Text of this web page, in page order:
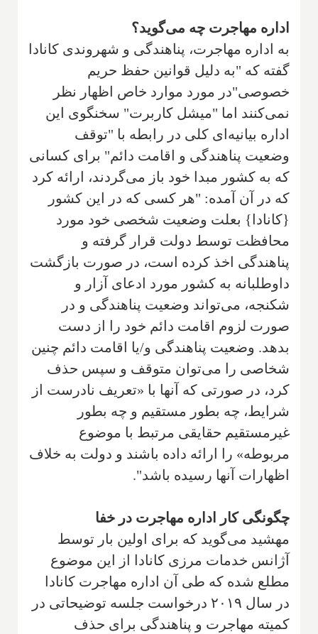
اداره مهاجرت چه می‌گوید؟
به اداره مهاجرت، پناهندگی و شهروندی کانادا
گفته که "به دلیل قوانین حفظ حریم
خصوصی"در مورد موارد خاص اظهار نظر
نمی‌کنند اما "میشل کاربرت" سخنگوی این
اداره بیانیه‌ای کلی در رابطه با "توقف
وضعیت پناهندگی و اقامت دائم" برای کسانی
که به کشور مبدا خود باز می‌گردند، ارائه کرد
که در آن آمده: "هر کسی که در این کشور
{کانادا} بعلت وضعیت شخصی خود مورد
محافظت توسط دولت قرار گرفته و
پناهندگی اخذ کرده است، در صورت بازگشت
داوطلبانه به کشور مورد ادعای آزار و
شکنجه، می‌تواند وضعیت پناهندگی و در
صورت لزوم اقامت دائم خود را از دست
بدهد. وضعیت پناهندگی و/یا اقامت دائم چنین
شخاصی را می‌توان متوقف و سپس حذف
کرد، در صورتی که آنها با «تعریف نادرست از
شرایط، چه بطور مستقیم و چه بطور
غیرمستقیم حقایقی مرتبط با موضوع
مربوطه» را ارائه داده باشند و دولت به خلاف
اظهارات آنها رسیده باشد".
چگونگی کار اداره مهاجرت در خفا
مهشید می‌گوید که برای اولین بار توسط
آژانس خدمات مرزی کانادا از این موضوع
مطلع شده که طی آن اداره مهاجرت کانادا
در سال ۲۰۱۹ درخواست جلسه توضیحاتی در
کمیته مهاجرت و پناهندگی برای حذف